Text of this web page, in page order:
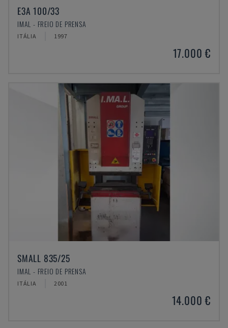
E3A 100/33
IMAL - FREIO DE PRENSA
ITÁLIA 1997
17.000 €
SMALL 835/25
IMAL - FREIO DE PRENSA
ITÁLIA 2001
14.000 €